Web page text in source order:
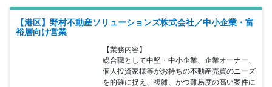
【港区】野村不動産ソリューションズ株式会社／中小企業・富
裕層向け営業
【業務内容】
総合職として中堅・中小企業、企業オーナー、
個人投資家様等がお持ちの不動産売買のニーズ
を的確に捉え、複雑、かつ難易度の高い案件に